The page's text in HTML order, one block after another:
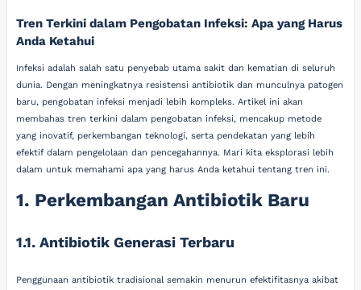
Tren Terkini dalam Pengobatan Infeksi: Apa yang Harus
Anda Ketahui
Infeksi adalah salah satu penyebab utama sakit dan kematian di seluruh
dunia. Dengan meningkatnya resistensi antibiotik dan munculnya patogen
baru, pengobatan infeksi menjadi lebih kompleks. Artikel ini akan
membahas tren terkini dalam pengobatan infeksi, mencakup metode
yang inovatif, perkembangan teknologi, serta pendekatan yang lebih
efektif dalam pengelolaan dan pencegahannya. Mari kita eksplorasi lebih
dalam untuk memahami apa yang harus Anda ketahui tentang tren ini.
1. Perkembangan Antibiotik Baru
1.1. Antibiotik Generasi Terbaru
Penggunaan antibiotik tradisional semakin menurun efektifitasnya akibat